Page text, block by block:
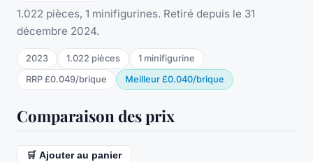
1.022 pièces, 1 minifigurines. Retiré depuis le 31
décembre 2024.
2023 1.022 pièces 1 minifigurine
RRP £0.049/brique Meilleur £0.040/brique
Comparaison des prix
🛒 Ajouter au panier